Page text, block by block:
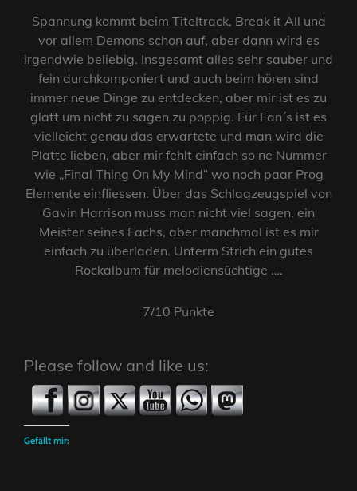
Spannung kommt beim Titeltrack, Break it All und
vor allem Demons schon auf, aber dann wird es
irgendwie beliebig. Insgesamt alles sehr sauber und
fein durchkomponiert und auch beim hören sind
immer neue Dinge zu entdecken, aber mir ist es zu
glatt um nicht zu sagen zu poppig. Für Fan´s ist es
vielleicht genau das erwartete und man wird die
Platte lieben, aber mir fehlt einfach so ne Nummer
wie „Final Thing On My Mind“ wo noch paar Prog
Elemente einfliessen. Über das Schlagzeugspiel von
Gavin Harrison muss man nicht viel sagen, ein
Meister seines Fachs, aber manchmal ist es mir
einfach zu überladen. Unterm Strich ein gutes
Rockalbum für melodiensüchtige ….
7/10 Punkte
Please follow and like us:
Gefällt mir: